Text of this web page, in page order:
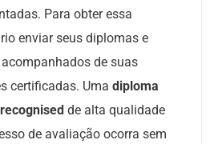
Para obter essa
enviar seus diplomas e
de suas
certificadas. Uma diploma
de alta qualidade
de avaliação ocorra sem